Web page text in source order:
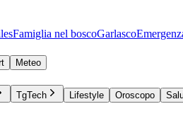
Famiglia nel boscoGarlasco
Meteo
TgTech Lifestyle Oroscopo